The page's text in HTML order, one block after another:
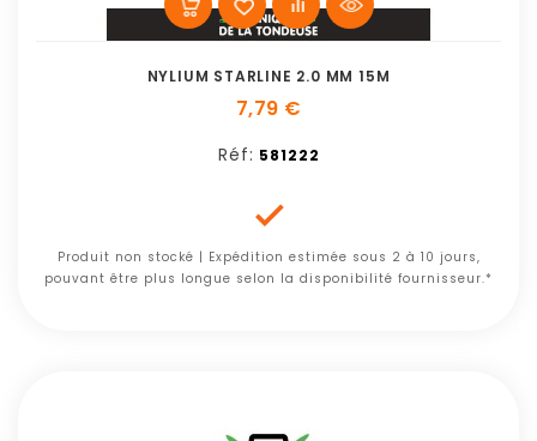
NYLIUM STARLINE 2.0 MM 15M
7,79 €
Réf: 581222

Produit non stocké | Expédition estimée sous 2 à 10 jours,
pouvant être plus longue selon la disponibilité fournisseur.*